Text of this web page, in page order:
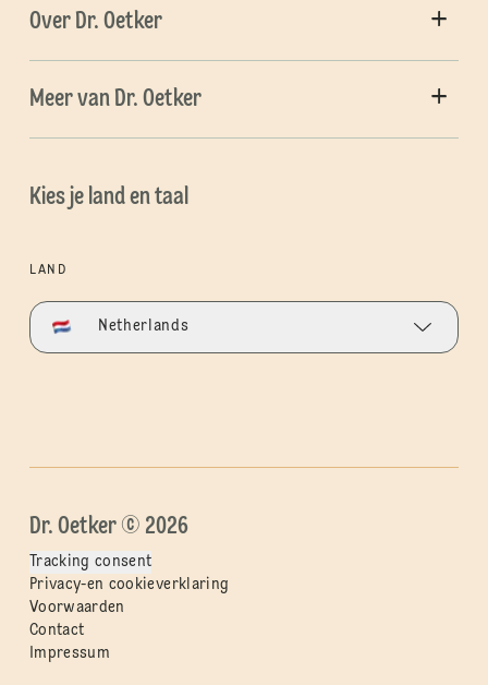
Over Dr. Oetker
Meer van Dr. Oetker
Kies je land en taal
LAND
Netherlands
Dr. Oetker © 2026
Tracking consent
Privacy-en cookieverklaring
Voorwaarden
Contact
Impressum